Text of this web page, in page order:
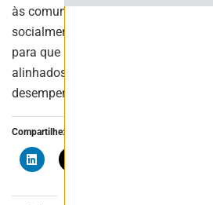
às comunidades locais, operando
socialmente responsável.
para que nossas políticas e
alinhados às melhores práticas
desempenho social e ambiental.
Compartilhe: